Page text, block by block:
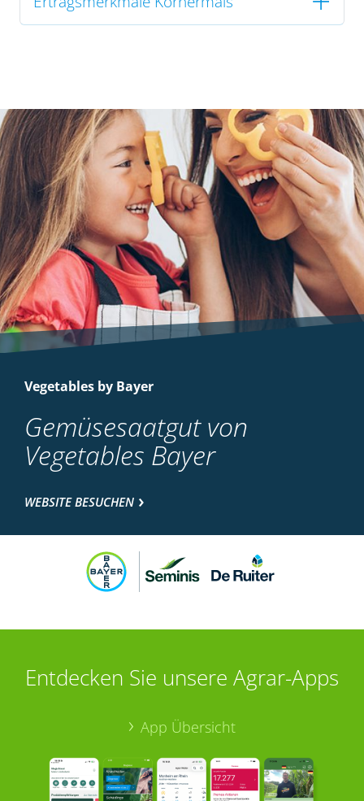
Vegetables by Bayer
Gemüsesaatgut von
Vegetables Bayer
WEBSITE BESUCHEN
Entdecken Sie unsere Agrar-Apps
App Übersicht